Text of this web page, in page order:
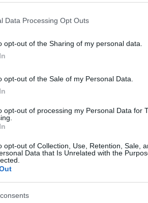
Data Processing Opt Outs
opt-out of the Sharing of my personal data.
opt-out of the Sale of my Personal Data.
opt-out of processing my Personal Data for
opt-out of Collection, Use, Retention, Sale,
Data that Is Unrelated with the
nézőpontokat. Így akik fontosnak
a magukénak érezhetik az
benne. Reméljük, hogy sokan
Fennmaradásunkat, a regionális,
egyes olvasói forint segíti, amit
fogadunk.
kattintson az alábbi gombra.